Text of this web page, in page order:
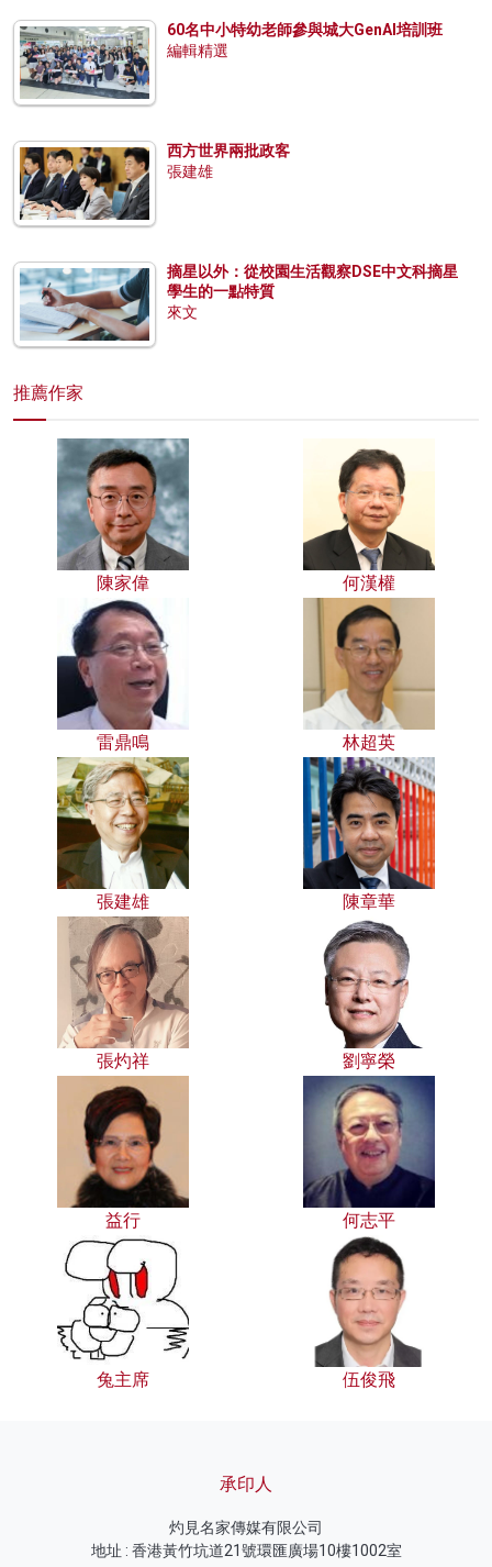
60名中小特幼老師參與城大GenAI培訓班
編輯精選
西方世界兩批政客
張建雄
摘星以外：從校園生活觀察DSE中文科摘星
學生的一點特質
來文
推薦作家
陳家偉 何漢權
雷鼎鳴 林超英
張建雄 陳章華
張灼祥 劉寧榮
益行 何志平
兔主席 伍俊飛
承印人
灼見名家傳媒有限公司
地址 : 香港黃竹坑道21號環匯廣場10樓1002室